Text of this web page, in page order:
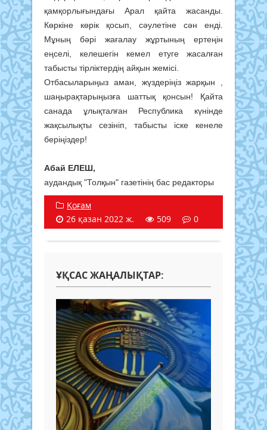
қамқорлығындағы Арал қайта жасанды.
Көркіне көрік қосып, сәулетіне сән енді.
Мұның бәрі жағалау жұртының ертеңін
еңселі, келешегін кемел етуге жасалған
табысты тірліктердің айқын жемісі.
Отбасыларыңыз аман, жүздеріңіз жарқын ,
шаңырақтарыңызға шаттық қонсын! Қайта
санада ұлықталған Республика күнінде
жақсылықты сезініп, табысты іске кенеле
беріңіздер!
Абай ЕЛЕШ,
аудандық "Толқын" газетінің бас редакторы
Қоғам
26 қазан 2022 ж.
509 0
ҰҚСАС ЖАҢАЛЫҚТАР: